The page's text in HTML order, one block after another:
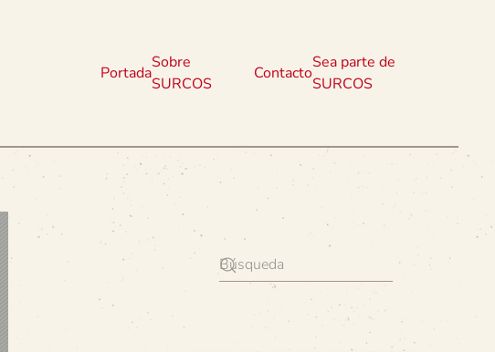
Portada
Sobre
SURCOS
Contacto
Sea parte de
SURCOS